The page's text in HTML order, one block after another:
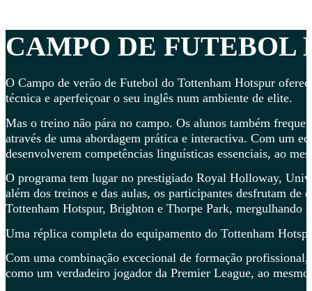
CAMPO DE FUTEBOL
O Campo de verão de Futebol do Tottenham Hotspur
técnica e aperfeiçoar o seu inglês num ambiente de elite.
Mas o treino não pára no campo. Os alunos também
através de uma abordagem prática e interactiva. Com um
desenvolverem competências linguísticas essenciais, ao
O programa tem lugar no prestigiado Royal Holloway,
além dos treinos e das aulas, os participantes desfrutam
Tottenham Hotspur, Brighton e Thorpe Park, mergulhando
Uma réplica completa do equipamento do Tottenham
Com uma combinação excecional de formação
como um verdadeiro jogador da Premier League, ao